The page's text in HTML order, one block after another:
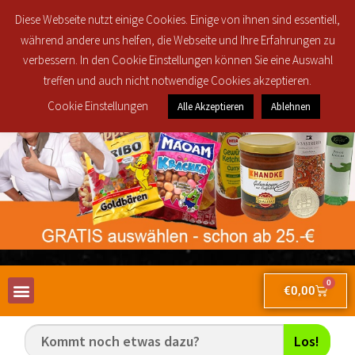
und 30916 ab 25€ brutto Bestellwert für nur 2,50€!
€0,00
0
Los!
Diese Webseite nutzt einige Cookies. Einige von ihnen sind essentiell,
während andere uns helfen, die Webseite und Ihre Erfahrungen zu
verbessern. In den Cookie Einstellungen können Sie eine Auswahl
treffen und auch nicht notwendige Cookies akzeptieren.
Cookie Einstellungen
Alle Akzeptieren Ablehnen